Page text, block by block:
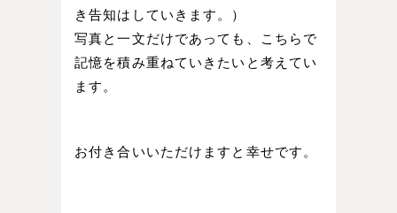
き告知はしていきます。）
写真と一文だけであっても、こちらで
記憶を積み重ねていきたいと考えてい
ます。
お付き合いいただけますと幸せです。